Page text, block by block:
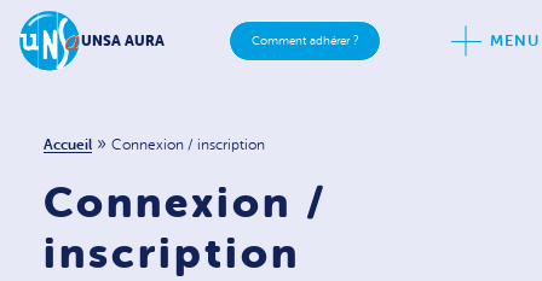
UNSA AURA MENU
Comment adhérer ?
Accueil » Connexion / inscription
Connexion /
inscription